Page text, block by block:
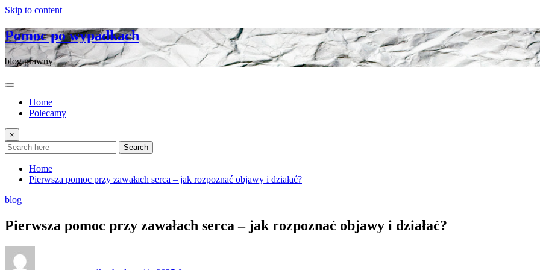
Skip to content
Pomoc po wypadkach
blog prawny
Home
Polecamy
×
Search
Home
Pierwsza pomoc przy zawałach serca – jak rozpoznać objawy i działać?
blog
Pierwsza pomoc przy zawałach serca – jak rozpoznać objawy i działać?